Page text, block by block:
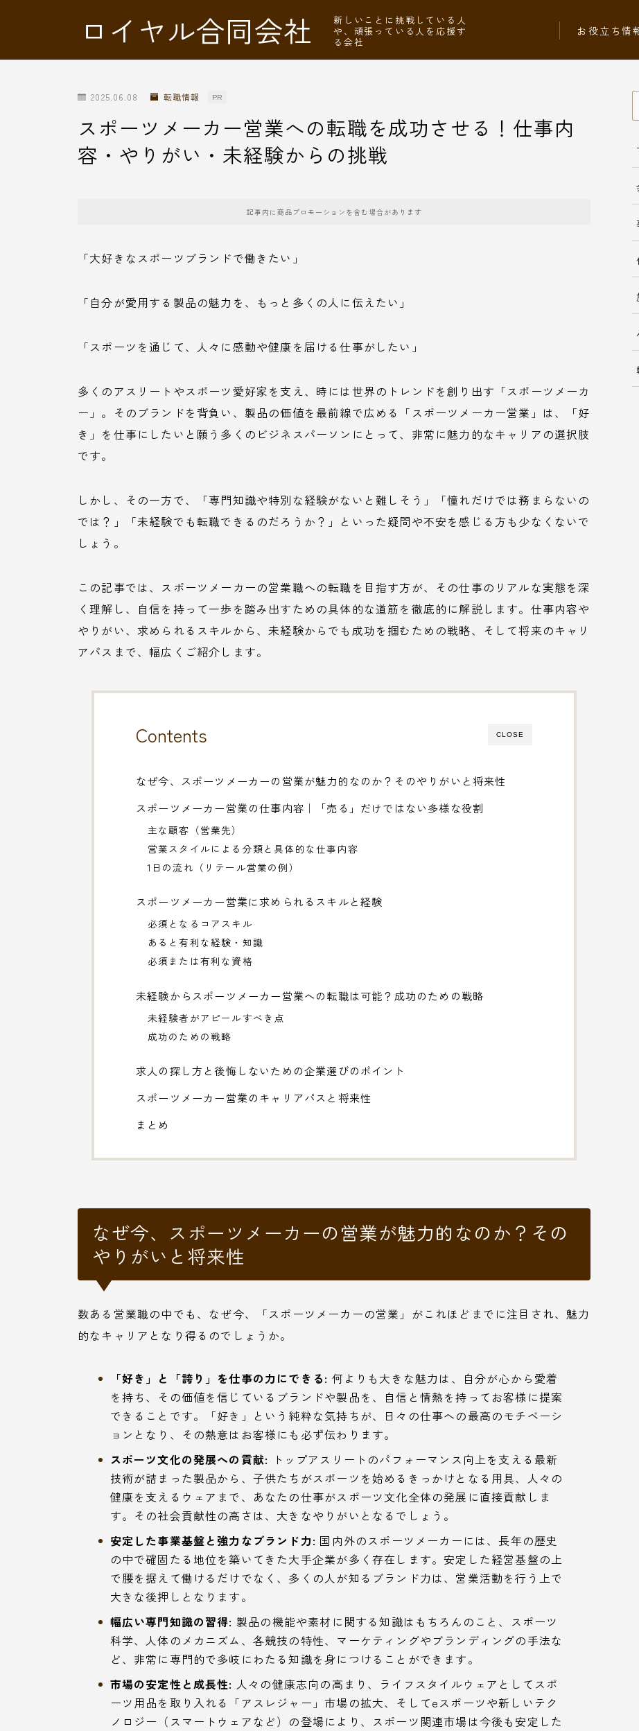
ロイヤル合同会社
新しいことに挑戦している人
や、頑張っている人を応援す
る会社
お役立ち情
2025.06.08 転職情報 PR
スポーツメーカー営業への転職を成功させる！仕事内
容・やりがい・未経験からの挑戦
記事内に商品プロモーションを含む場合があります
「大好きなスポーツブランドで働きたい」
「自分が愛用する製品の魅力を、もっと多くの人に伝えたい」
「スポーツを通じて、人々に感動や健康を届ける仕事がしたい」
多くのアスリートやスポーツ愛好家を支え、時には世界のトレンドを創り出す「スポーツメーカ
ー」。そのブランドを背負い、製品の価値を最前線で広める「スポーツメーカー営業」は、「好
き」を仕事にしたいと願う多くのビジネスパーソンにとって、非常に魅力的なキャリアの選択肢
です。
しかし、その一方で、「専門知識や特別な経験がないと難しそう」「憧れだけでは務まらないの
では？」「未経験でも転職できるのだろうか？」といった疑問や不安を感じる方も少なくないで
しょう。
この記事では、スポーツメーカーの営業職への転職を目指す方が、その仕事のリアルな実態を深
く理解し、自信を持って一歩を踏み出すための具体的な道筋を徹底的に解説します。仕事内容や
やりがい、求められるスキルから、未経験からでも成功を掴むための戦略、そして将来のキャリ
アパスまで、幅広くご紹介します。
CLOSE
Contents
なぜ今、スポーツメーカーの営業が魅力的なのか？そのやりがいと将来性
スポーツメーカー営業の仕事内容｜「売る」だけではない多様な役割
主な顧客（営業先）
営業スタイルによる分類と具体的な仕事内容
1日の流れ（リテール営業の例）
スポーツメーカー営業に求められるスキルと経験
必須となるコアスキル
あると有利な経験・知識
必須または有利な資格
未経験からスポーツメーカー営業への転職は可能？成功のための戦略
未経験者がアピールすべき点
成功のための戦略
求人の探し方と後悔しないための企業選びのポイント
スポーツメーカー営業のキャリアパスと将来性
まとめ
なぜ今、スポーツメーカーの営業が魅力的なのか？その
やりがいと将来性
数ある営業職の中でも、なぜ今、「スポーツメーカーの営業」がこれほどまでに注目され、魅力
的なキャリアとなり得るのでしょうか。
「好き」と「誇り」を仕事の力にできる: 何よりも大きな魅力は、自分が心から愛着
を持ち、その価値を信じているブランドや製品を、自信と情熱を持ってお客様に提案
できることです。「好き」という純粋な気持ちが、日々の仕事への最高のモチベーシ
ョンとなり、その熱意はお客様にも必ず伝わります。
スポーツ文化の発展への貢献: トップアスリートのパフォーマンス向上を支える最新
技術が詰まった製品から、子供たちがスポーツを始めるきっかけとなる用具、人々の
健康を支えるウェアまで、あなたの仕事がスポーツ文化全体の発展に直接貢献しま
す。その社会貢献性の高さは、大きなやりがいとなるでしょう。
安定した事業基盤と強力なブランド力: 国内外のスポーツメーカーには、長年の歴史
の中で確固たる地位を築いてきた大手企業が多く存在します。安定した経営基盤の上
で腰を据えて働けるだけでなく、多くの人が知るブランド力は、営業活動を行う上で
大きな後押しとなります。
幅広い専門知識の習得: 製品の機能や素材に関する知識はもちろんのこと、スポーツ
科学、人体のメカニズム、各競技の特性、マーケティングやブランディングの手法な
ど、非常に専門的で多岐にわたる知識を身につけることができます。
市場の安定性と成長性: 人々の健康志向の高まり、ライフスタイルウェアとしてスポ
ーツ用品を取り入れる「アスレジャー」市場の拡大、そしてeスポーツや新しいテク
ノロジー（スマートウェアなど）の登場により、スポーツ関連市場は今後も安定した